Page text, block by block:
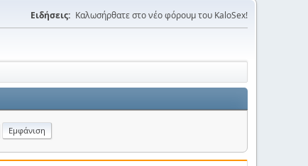
Ειδήσεις: Καλωσήρθατε στο νέο φόρουμ του KaloSex!